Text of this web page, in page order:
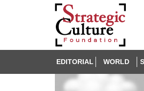
EDITORIAL WORLD